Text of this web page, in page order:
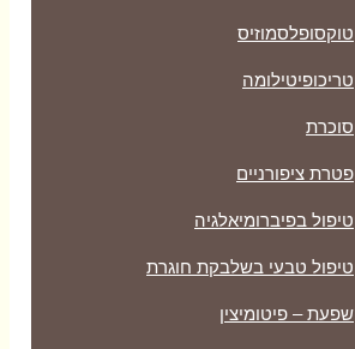
טוקסופלסמוזיס
טריכופיטילומה
סוכרת
פטרת ציפורניים
טיפול בפיברומיאלגיה
טיפול טבעי בשלבקת חוגרת
שפעת – פיטומיצין